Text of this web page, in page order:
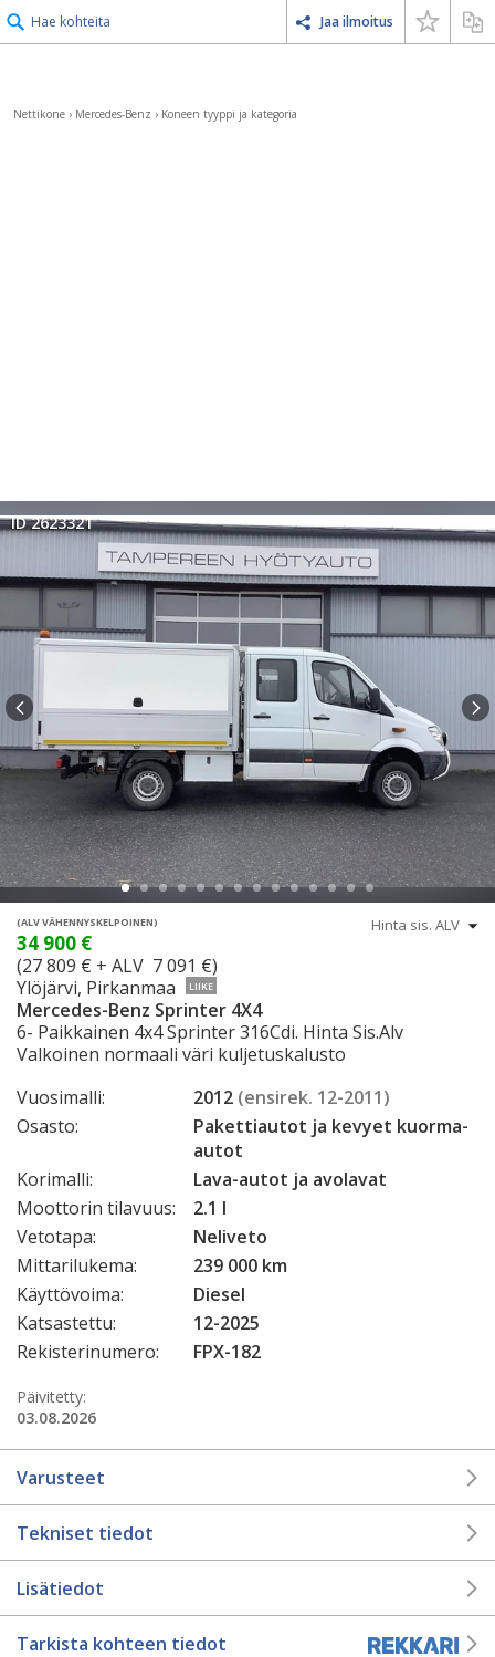
Hae kohteita Jaa ilmoitus
Nettikone › Mercedes-Benz › Koneen tyyppi ja kategoria
ID 2623321
(ALV VÄHENNYSKELPOINEN)
34 900 €
(27 809 € + ALV 7 091 €)
Ylöjärvi, Pirkanmaa
LIIKE
Mercedes-Benz Sprinter 4X4
6- Paikkainen 4x4 Sprinter 316Cdi. Hinta Sis.Alv
Valkoinen normaali väri kuljetuskalusto
Vuosimalli:
2012 (ensirek. 12-2011)
Osasto:
Pakettiautot ja kevyet kuorma-
autot
Korimalli:
Lava-autot ja avolavat
Moottorin tilavuus:
2.1 l
Vetotapa:
Neliveto
Mittarilukema:
239 000 km
Käyttövoima:
Diesel
Katsastettu:
12-2025
Rekisterinumero:
FPX-182
Päivitetty:
03.08.2026
Varusteet
Tekniset tiedot
Lisätiedot
Tarkista kohteen tiedot